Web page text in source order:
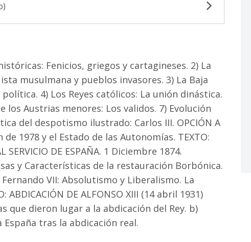
Fenicios, griegos y cartagineses. 2) La
musulmana y pueblos invasores. 3) La Baja
4) Los Reyes católicos: La unión dinástica.
los Austrias menores: Los validos. 7) Evolución
del despotismo ilustrado: Carlos III. OPCIÓN A
1978 y el Estado de las Autonomías. TEXTO:
SERVICIO DE ESPAÑA. 1 Diciembre 1874.
y Características de la restauración Borbónica.
VII: Absolutismo y Liberalismo. La
DE ALFONSO XIII (14 abril 1931)
que dieron lugar a la abdicación del Rey. b)
tras la abdicación real.